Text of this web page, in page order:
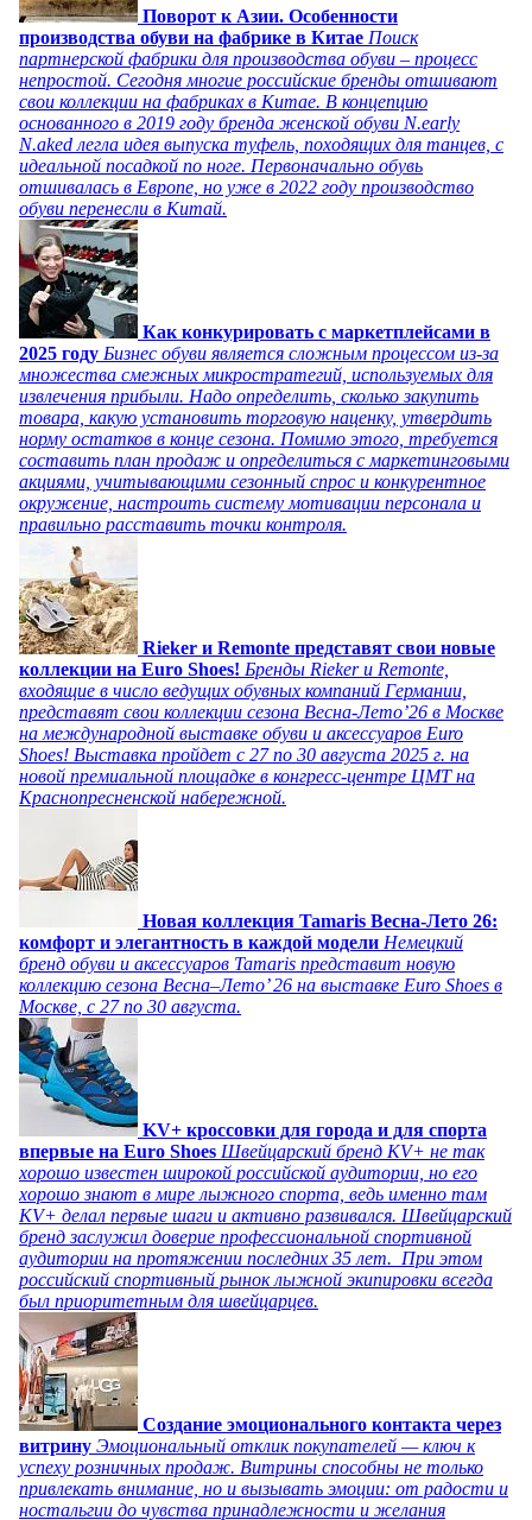
Поворот к Азии. Особенности
производства обуви на фабрике в Китае Поиск
партнерской фабрики для производства обуви – процесс
непростой. Сегодня многие российские бренды отшивают
свои коллекции на фабриках в Китае. В концепцию
основанного в 2019 году бренда женской обуви N.early
N.aked легла идея выпуска туфель, походящих для танцев, с
идеальной посадкой по ноге. Первоначально обувь
отшивалась в Европе, но уже в 2022 году производство
обуви перенесли в Китай.
Как конкурировать с маркетплейсами в
2025 году Бизнес обуви является сложным процессом из-за
множества смежных микростратегий, используемых для
извлечения прибыли. Надо определить, сколько закупить
товара, какую установить торговую наценку, утвердить
норму остатков в конце сезона. Помимо этого, требуется
составить план продаж и определиться с маркетинговыми
акциями, учитывающими сезонный спрос и конкурентное
окружение, настроить систему мотивации персонала и
правильно расставить точки контроля.
Rieker и Remonte представят свои новые
коллекции на Euro Shoes! Бренды Rieker и Remonte,
входящие в число ведущих обувных компаний Германии,
представят свои коллекции сезона Весна-Лето’26 в Москве
на международной выставке обуви и аксессуаров Euro
Shoes! Выставка пройдет c 27 по 30 августа 2025 г. на
новой премиальной площадке в конгресс-центре ЦМТ на
Краснопресненской набережной.
Новая коллекция Tamaris Весна-Лето 26:
комфорт и элегантность в каждой модели Немецкий
бренд обуви и аксессуаров Tamaris представит новую
коллекцию сезона Весна–Лето’ 26 на выставке Euro Shoes в
Москве, с 27 по 30 августа.
KV+ кроссовки для города и для спорта
впервые на Euro Shoes Швейцарский бренд KV+ не так
хорошо известен широкой российской аудитории, но его
хорошо знают в мире лыжного спорта, ведь именно там
KV+ делал первые шаги и активно развивался. Швейцарский
бренд заслужил доверие профессиональной спортивной
аудитории на протяжении последних 35 лет. При этом
российский спортивный рынок лыжной экипировки всегда
был приоритетным для швейцарцев.
Создание эмоционального контакта через
витрину Эмоциональный отклик покупателей — ключ к
успеху розничных продаж. Витрины способны не только
привлекать внимание, но и вызывать эмоции: от радости и
ностальгии до чувства принадлежности и желания